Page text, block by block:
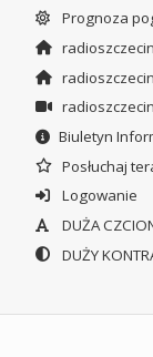
Prognoza
Biuletyn
Posłuchaj
Logowanie
DUŻA
DUŻY